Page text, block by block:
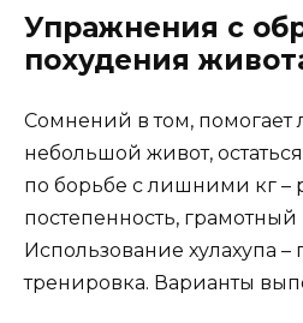
Упражнения с
похудения
Сомнений в том, помогает
небольшой живот,
по борьбе с лишними кг –
постепенность, грамотный
Использование хулахупа –
тренировка. Варианты